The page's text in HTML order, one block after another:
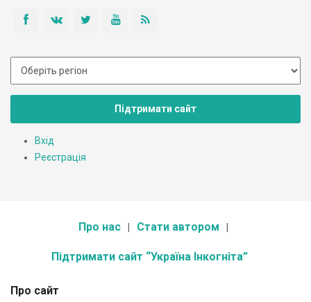
Підтримати сайт
Вхід
Реєстрація
Про нас Стати автором
Підтримати сайт “Україна Інкогніта”
Про сайт